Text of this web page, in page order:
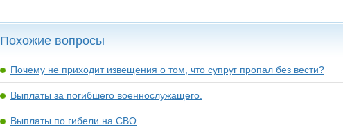
Похожие вопросы
Почему не приходит извещения о том, что супруг пропал без вести?
Выплаты за погибшего военнослужащего.
Выплаты по гибели на СВО